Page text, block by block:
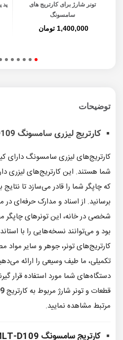
تونر شارژ برای کارتریج های
سامسونگ
1,400,000 تومان
توضیحات
کارتریج لیزری سامسونگ Samsung
کارتریج‌های لیزری سامسونگ دارای
شما هستند. این کارتریج‌های لیزری
که چاپگر شما را قادر می‌سازد تا نتایج
برسانید. از اسناد و مدارک حرفه‌ای در
شخصی در خانه، این تونرهای چاپگر
بود و می‌توانند نسخه‌هایی را با
کارتریج‌های تونر، جوهر و سایر
تکمیلی، ما طیف وسیعی را ارائه
دستگاه‌های شما مورد استفاده قرار
قطعات و تونر شارژ مربوط به کارتریج
مرتبط مشاهده نمایید.
کارتریج سامسونگ Samsung D109